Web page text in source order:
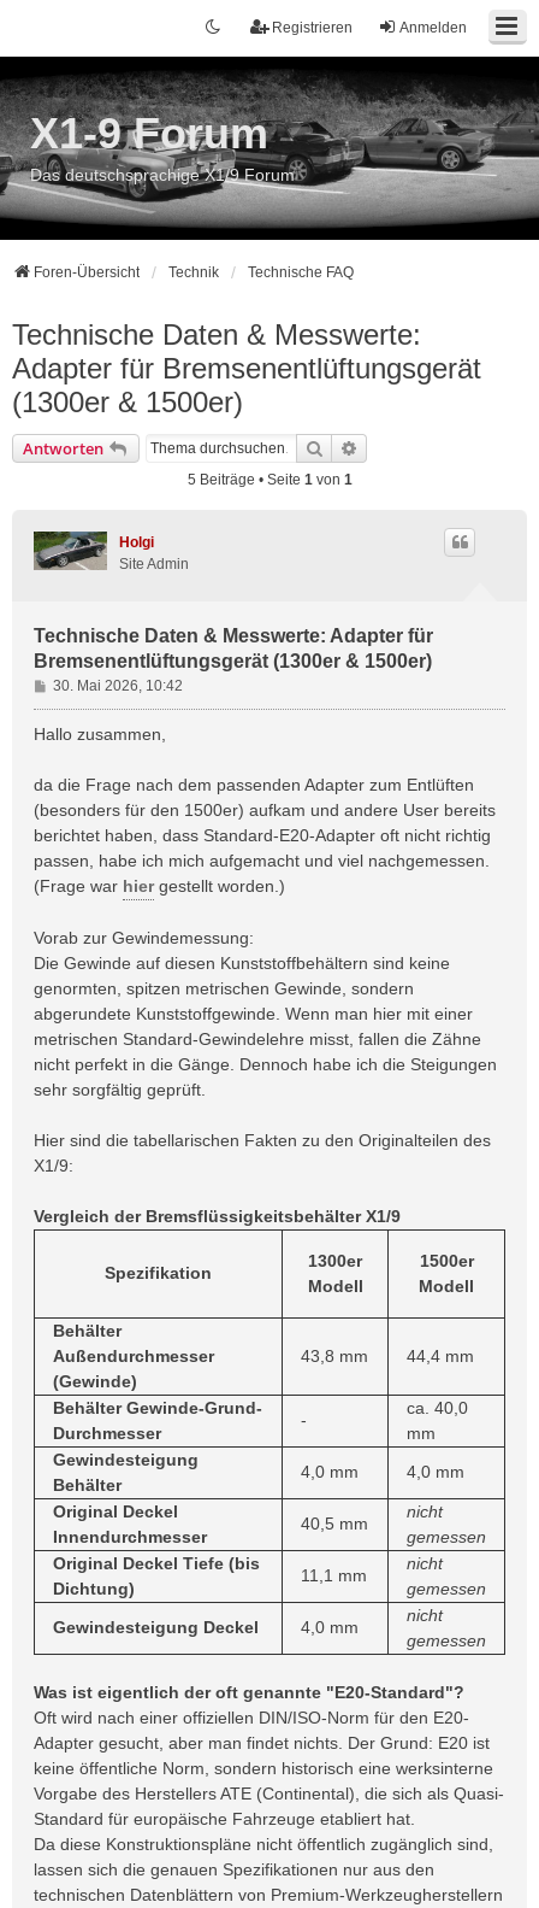
Anmelden
Registrieren
X1-9 Forum
Das deutschsprachige X1/9 Forum
Foren-Übersicht Technik Technische FAQ
Technische Daten & Messwerte:
Adapter für Bremsenentlüftungsgerät
(1300er & 1500er)
Antworten Suche
5 Beiträge • Seite 1von 1
Holgi
Site Admin
Technische Daten & Messwerte: Adapter für
Bremsenentlüftungsgerät (1300er & 1500er)
B
e
i
a
g
30. Mai 2026, 10:42
Hallo zusammen,
da die Frage nach dem passenden Adapter zum Entlüften
(besonders für den 1500er) aufkam und andere User bereits
berichtet haben, dass Standard-E20-Adapter oft nicht richtig
passen, habe ich mich aufgemacht und viel nachgemessen.
(Frage war hiergestellt worden.)
Vorab zur Gewindemessung:
Die Gewinde auf diesen Kunststoffbehältern sind keine
genormten, spitzen metrischen Gewinde, sondern
abgerundete Kunststoffgewinde. Wenn man hier mit einer
metrischen Standard-Gewindelehre misst, fallen die Zähne
nicht perfekt in die Gänge. Dennoch habe ich die Steigungen
sehr sorgfältig geprüft.
Hier sind die tabellarischen Fakten zu den Originalteilen des
X1/9:
Vergleich der Bremsflüssigkeitsbehälter X1/9
Spezifikation
1300er
Modell
1500er
Modell
Behälter
Außendurchmesser
(Gewinde)
43,8 mm 44,4 mm
Behälter Gewinde-Grund-
Durchmesser
-
ca. 40,0
mm
Gewindesteigung
Behälter
4,0 mm 4,0 mm
Original Deckel
Innendurchmesser
40,5 mm
nicht
gemessen
Original Deckel Tiefe (bis
Dichtung)
11,1 mm
nicht
gemessen
Gewindesteigung Deckel
4,0 mm
nicht
gemessen
Was ist eigentlich der oft genannte "E20-Standard"?
Oft wird nach einer offiziellen DIN/ISO-Norm für den E20-
Adapter gesucht, aber man findet nichts. Der Grund: E20 ist
keine öffentliche Norm, sondern historisch eine werksinterne
Vorgabe des Herstellers ATE (Continental), die sich als Quasi-
Standard für europäische Fahrzeuge etabliert hat.
Da diese Konstruktionspläne nicht öffentlich zugänglich sind,
lassen sich die genauen Spezifikationen nur aus den
technischen Datenblättern von Premium-Werkzeugherstellern